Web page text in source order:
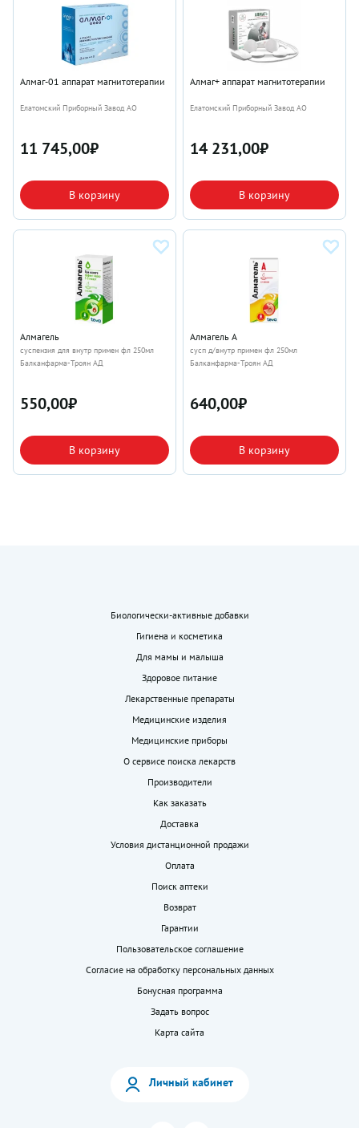
Алмаг-01 аппарат магнитотерапии
Елатомский Приборный Завод АО
11 745,00₽
В корзину
Алмаг+ аппарат магнитотерапии
Елатомский Приборный Завод АО
14 231,00₽
В корзину
Алмагель
суспензия для внутр примен фл 250мл
Балканфарма-Троян АД
550,00₽
В корзину
Алмагель А
сусп д/внутр примен фл 250мл
Балканфарма-Троян АД
640,00₽
В корзину
Биологически-активные добавки
Гигиена и косметика
Для мамы и малыша
Здоровое питание
Лекарственные препараты
Медицинские изделия
Медицинские приборы
О сервисе поиска лекарств
Производители
Как заказать
Доставка
Условия дистанционной продажи
Оплата
Поиск аптеки
Возврат
Гарантии
Пользовательское соглашение
Согласие на обработку персональных данных
Бонусная программа
Задать вопрос
Карта сайта
Личный кабинет